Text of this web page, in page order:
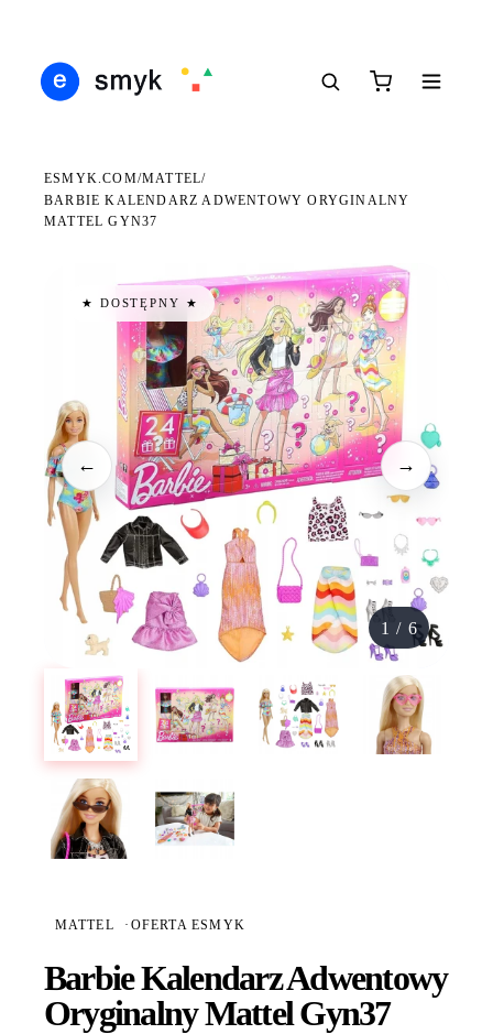
ESMYK.COM/MATTEL/
BARBIE KALENDARZ ADWENTOWY ORYGINALNY
MATTEL GYN37
★ DOSTĘPNY ★
← →
1 / 6
MATTEL · OFERTA ESMYK
Barbie Kalendarz Adwentowy
Oryginalny Mattel Gyn37